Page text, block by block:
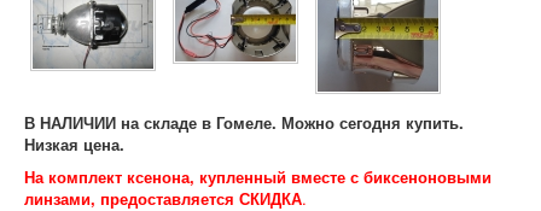
В НАЛИЧИИ на складе в Гомеле. Можно сегодня купить.
Низкая цена.
На комплект ксенона, купленный вместе с биксеноновыми
линзами, предоставляется СКИДКА.